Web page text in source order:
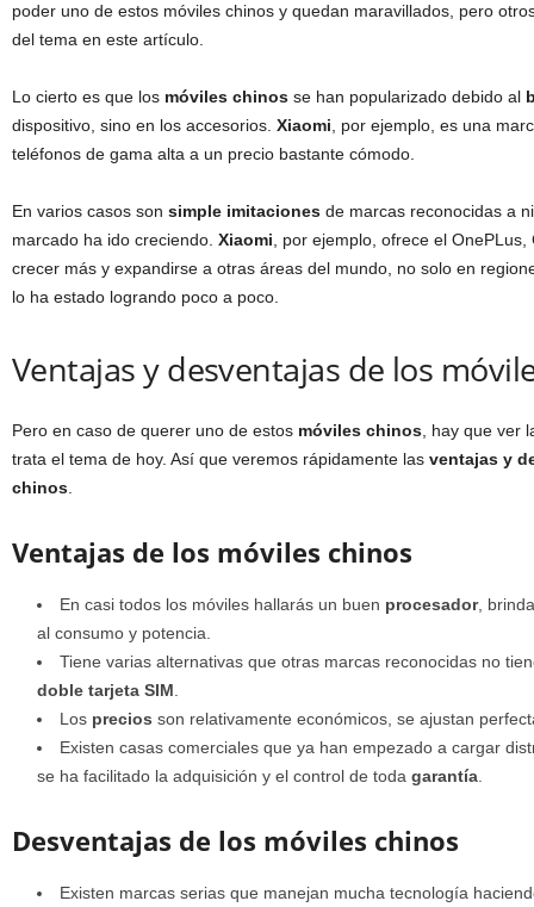
poder uno de estos móviles chinos y quedan maravillados, pero
del tema en este artículo.
Lo cierto es que los móviles chinos se han popularizado debido al
dispositivo, sino en los accesorios. Xiaomi , por ejemplo, es una
teléfonos de gama alta a un precio bastante cómodo.
En varios casos son simple imitaciones de marcas reconocidas a
marcado ha ido creciendo. Xiaomi , por ejemplo, ofrece el
crecer más y expandirse a otras áreas del mundo, no solo en
lo ha estado logrando poco a poco.
Ventajas y desventajas de los
Pero en caso de querer uno de estos móviles chinos , hay que ver
trata el tema de hoy. Así que veremos rápidamente las ventajas y
chinos
Ventajas de los móviles chinos
En casi todos los móviles hallarás un buen procesador,
al consumo y potencia.
Tiene varias alternativas que otras marcas reconocidas no
doble tarjeta SIM
Los precios son relativamente económicos, se ajustan
Existen casas comerciales que ya han empezado a cargar
se ha facilitado la adquisición y el control de toda garantía
Desventajas de los móviles chinos
Existen marcas serias que manejan mucha tecnología